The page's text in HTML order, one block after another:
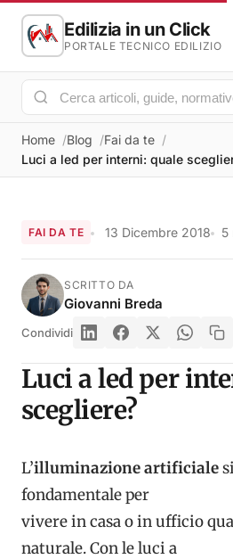
Edilizia in un Click
PORTALE TECNICO EDILIZIO
Home Blog
Fai da te
Luci a led per interni: quale
FAI DA TE 13 Dicembre 2018 5
SCRITTO DA
Giovanni Breda
Condividi
Luci a led per
scegliere?
L’illuminazione artificiale
fondamentale per
vivere in casa o in ufficio
naturale. Con le luci a